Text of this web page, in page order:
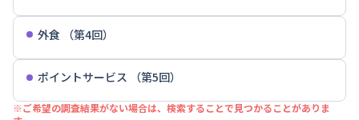
外食 （第4回）
ポイントサービス （第5回）
※ご希望の調査結果がない場合は、検索することで見つかることがありま